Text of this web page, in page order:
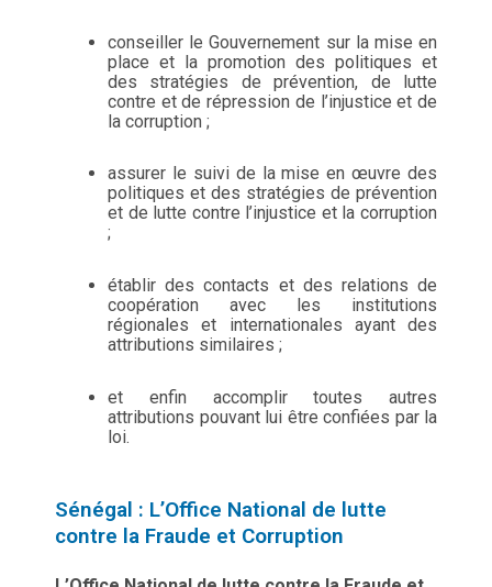
conseiller le Gouvernement sur la mise en
place et la promotion des politiques et
des stratégies de prévention, de lutte
contre et de répression de l’injustice et de
la corruption ;
assurer le suivi de la mise en œuvre des
politiques et des stratégies de prévention
et de lutte contre l’injustice et la corruption
;
établir des contacts et des relations de
coopération avec les institutions
régionales et internationales ayant des
attributions similaires ;
et enfin accomplir toutes autres
attributions pouvant lui être confiées par la
loi.
Sénégal : L’Office National de lutte
contre la Fraude et Corruption